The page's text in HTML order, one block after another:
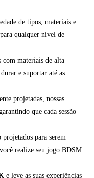
de tipos, materiais e
qualquer nível de
com materiais de alta
e suportar até as
projetadas, nossas
que cada sessão
projetados para serem
realize seu jogo BDSM
e leve as suas experiências